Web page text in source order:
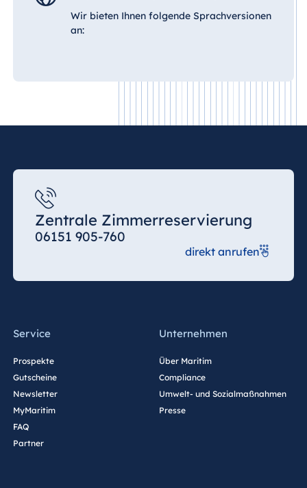
Wir bieten Ihnen folgende Sprachversionen
an:
Zentrale Zimmerreservierung
06151 905-760
direkt anrufen
Service
Prospekte
Gutscheine
Newsletter
MyMaritim
FAQ
Partner
Unternehmen
Über Maritim
Compliance
Umwelt- und Sozialmaßnahmen
Presse